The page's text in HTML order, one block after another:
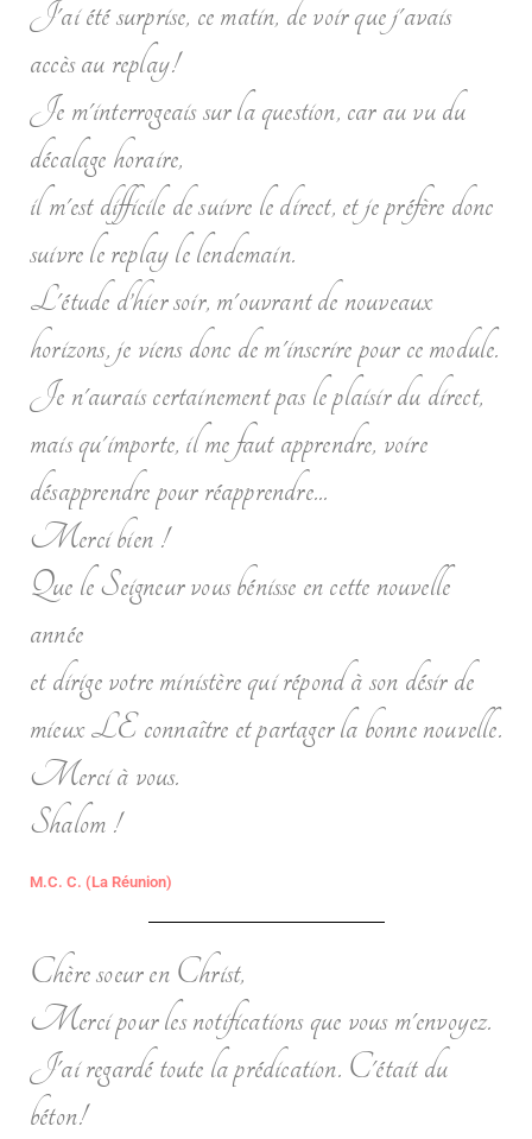
J'ai été surprise, ce matin, de voir que j'avais
accès au replay!
Je m'interrogeais sur la question, car au vu du
décalage horaire,
il m'est difficile de suivre le direct, et je préfère donc
suivre le replay le lendemain.
L'étude d’hier soir, m'ouvrant de nouveaux
horizons, je viens donc de m'inscrire pour ce module.
Je n'aurais certainement pas le plaisir du direct,
mais qu'importe, il me faut apprendre, voire
désapprendre pour réapprendre...
Merci bien !
Que le Seigneur vous bénisse en cette nouvelle
année
et dirige votre ministère qui répond à son désir de
mieux LE connaître et partager la bonne nouvelle.
Merci à vous.
Shalom !
M.C. C. (La Réunion)
Chère soeur en Christ,
Merci pour les notifications que vous m'envoyez.
J'ai regardé toute la prédication. C'était du
béton!